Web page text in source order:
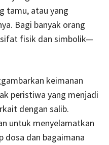
tamu, atau yang
Bagi banyak orang
fisik dan simbolik—
keimanan
peristiwa yang menjadi
dengan salib.
untuk menyelamatkan
dosa dan bagaimana